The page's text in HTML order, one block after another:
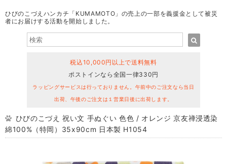
ひびのこづえハンカチ「KUMAMOTO」の売上の一部を義援金として被災
者にお届けする活動を開始しました。
税込10,000円以上で送料無料
ポストインなら全国一律330円
ラッピングサービスは行っておりません。午前中のご注文なら当日
出荷、午後のご注文は１営業日後に出荷します。
ひびのこづえ 祝い文 手ぬぐい 色色 / オレンジ 京友禅浸透染
綿100%（特岡）35x90cm 日本製 H1054